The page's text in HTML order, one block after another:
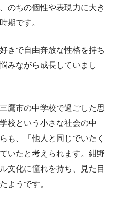
のちの個性や表現力に大き
期です。
きで自由奔放な性格を持ち
みながら成長していまし
鷹市の中学校で過ごした思
校という小さな社会の中
も、「他人と同じでいたく
いたと考えられます。紺野
文化に憧れを持ち、見た目
ようです。